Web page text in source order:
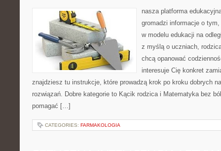
nasza platforma
gromadzi informacje o
w modelu edukacji na
z myślą o uczniach,
chcą opanować
interesuje Cię konkret
znajdziesz tu instrukcje, które prowadzą krok po kroku dobrych
rozwiązań. Dobre kategorie to Kącik rodzica i Matematyka bez
pomagać […]
CATEGORIES: FARMAKOLOGIA